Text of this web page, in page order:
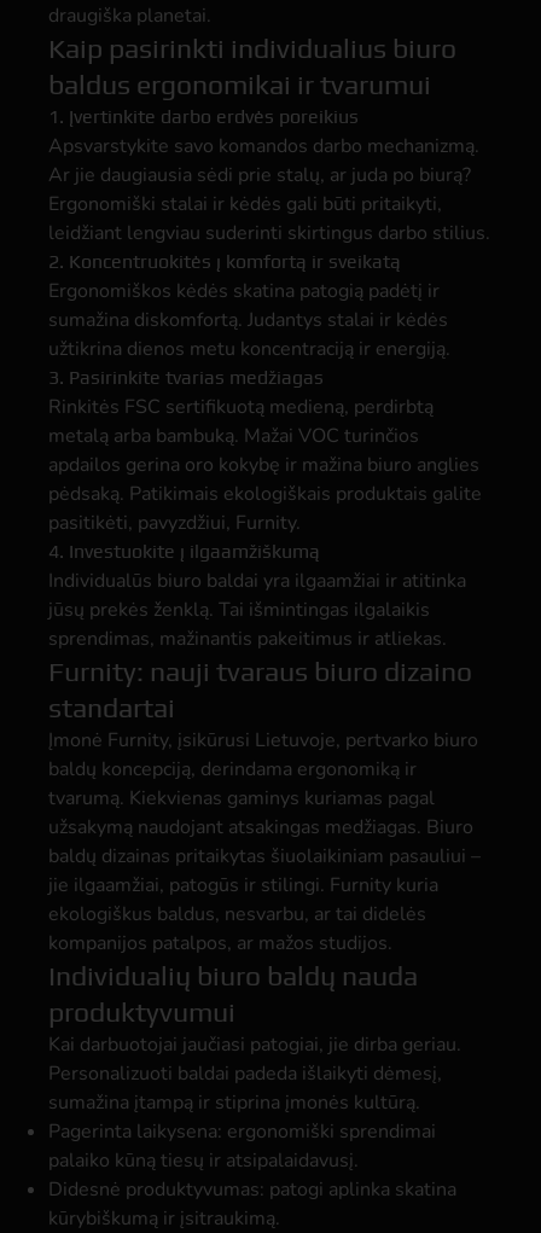
draugiška planetai.
Kaip pasirinkti individualius biuro
baldus ergonomikai ir tvarumui
1. Įvertinkite darbo erdvės poreikius
Apsvarstykite savo komandos darbo mechanizmą.
Ar jie daugiausia sėdi prie stalų, ar juda po biurą?
Ergonomiški stalai ir kėdės gali būti pritaikyti,
leidžiant lengviau suderinti skirtingus darbo stilius.
2. Koncentruokitės į komfortą ir sveikatą
Ergonomiškos kėdės skatina patogią padėtį ir
sumažina diskomfortą. Judantys stalai ir kėdės
užtikrina dienos metu koncentraciją ir energiją.
3. Pasirinkite tvarias medžiagas
Rinkitės FSC sertifikuotą medieną, perdirbtą
metalą arba bambuką. Mažai VOC turinčios
apdailos gerina oro kokybę ir mažina biuro anglies
pėdsaką. Patikimais ekologiškais produktais galite
pasitikėti, pavyzdžiui, Furnity.
4. Investuokite į ilgaamžiškumą
Individualūs biuro baldai yra ilgaamžiai ir atitinka
jūsų prekės ženklą. Tai išmintingas ilgalaikis
sprendimas, mažinantis pakeitimus ir atliekas.
Furnity: nauji tvaraus biuro dizaino
standartai
Įmonė Furnity, įsikūrusi Lietuvoje, pertvarko biuro
baldų koncepciją, derindama ergonomiką ir
tvarumą. Kiekvienas gaminys kuriamas pagal
užsakymą naudojant atsakingas medžiagas. Biuro
baldų dizainas pritaikytas šiuolaikiniam pasauliui –
jie ilgaamžiai, patogūs ir stilingi. Furnity kuria
ekologiškus baldus, nesvarbu, ar tai didelės
kompanijos patalpos, ar mažos studijos.
Individualių biuro baldų nauda
produktyvumui
Kai darbuotojai jaučiasi patogiai, jie dirba geriau.
Personalizuoti baldai padeda išlaikyti dėmesį,
sumažina įtampą ir stiprina įmonės kultūrą.
Pagerinta laikysena: ergonomiški sprendimai
palaiko kūną tiesų ir atsipalaidavusį.
Didesnė produktyvumas: patogi aplinka skatina
kūrybiškumą ir įsitraukimą.